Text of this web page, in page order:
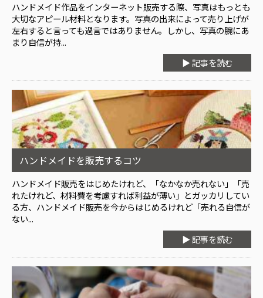
ハンドメイド作品をインターネット販売する際、写真はもっとも
大切なアピール材料となります。写真の出来によって売り上げが
左右すると言っても過言ではありません。しかし、写真の腕にあ
まり自信が持...
▶ 記事を読む
ハンドメイドを販売するコツ
ハンドメイド販売をはじめたけれど、「なかなか売れない」「売
れたけれど、材料費を考慮すれば利益が薄い」とガッカリしてい
る方、ハンドメイド販売を今からはじめるけれど「売れる自信が
ない...
▶ 記事を読む